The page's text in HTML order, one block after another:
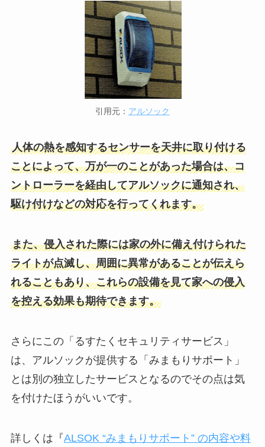
引用元： アルソック
人体の熱を感知するセンサーを天井に取り付ける
ことによって、万が一のことがあった場合は、コ
ントローラーを経由してアルソックに通知され、
駆け付けなどの対応を行ってくれます。
また、侵入された際には家の外に備え付けられた
ライトが点滅し、周囲に異常があることが伝えら
れることもあり、これらの設備を見て家への侵入
を控える効果も期待できます。
さらにこの「るすたくセキュリティサービス」
は、アルソックが提供する「みまもりサポート」
とは別の独立したサービスとなるのでその点は気
を付けたほうがいいです。
詳しくは『ALSOK “みまもりサポート” の内容や料